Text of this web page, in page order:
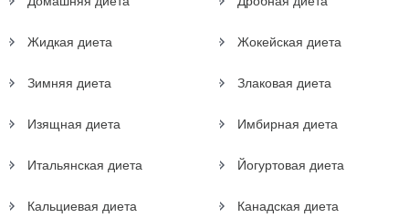
Жидкая диета Жокейская диета
Зимняя диета Злаковая диета
Изящная диета Имбирная диета
Итальянская диета Йогуртовая диета
Кальциевая диета Канадская диета